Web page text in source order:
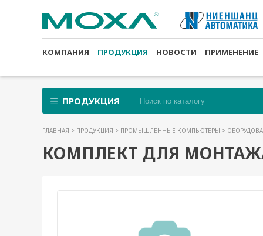
КОМПАНИЯ ПРОДУКЦИЯ НОВОСТИ ПРИМЕНЕНИЕ
ПРОДУКЦИЯ
ГЛАВНАЯ > ПРОДУКЦИЯ > ПРОМЫШЛЕННЫЕ КОМПЬЮТЕРЫ >
КОМПЛЕКТ ДЛЯ МОНТАЖА